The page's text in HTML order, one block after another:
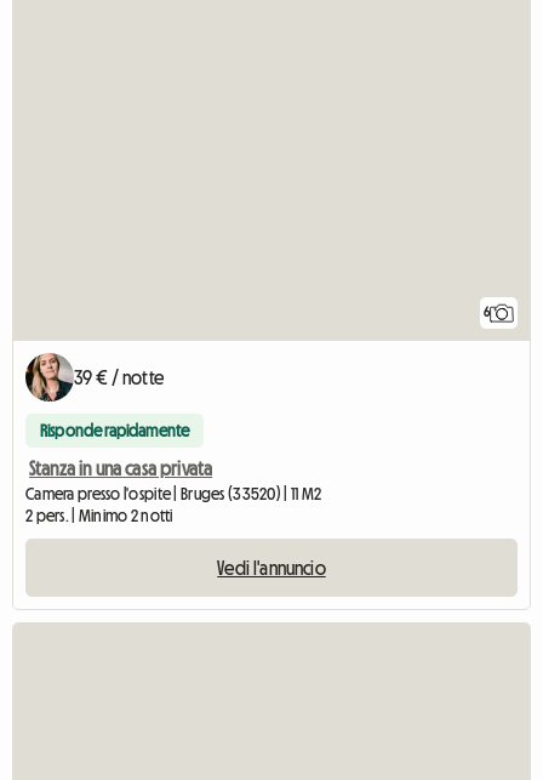
6
39 € / notte
Risponde rapidamente
Stanza in una casa privata
Camera presso l'ospite | Bruges (33520) | 11 M2
2 pers. | Minimo 2 notti
Vedi l'annuncio